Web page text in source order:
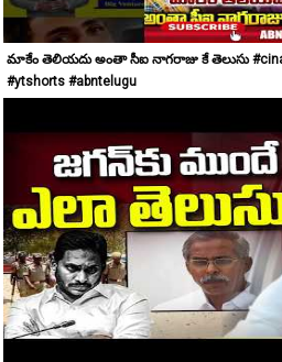
మాకేం తెలియదు అంతా సీఐ నాగరాజు కే తెలుసు
#ytshorts #abntelugu